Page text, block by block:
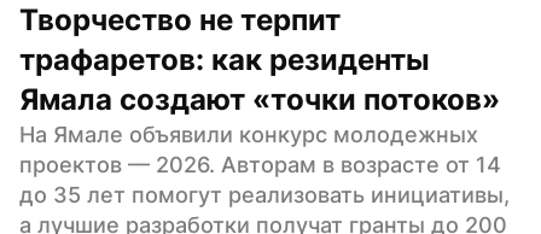
Творчество не терпит
трафаретов: как резиденты
Ямала создают «точки потоков»
На Ямале объявили конкурс молодежных
проектов — 2026. Авторам в возрасте от 14
до 35 лет помогут реализовать инициативы,
а лучшие разработки получат гранты до 200